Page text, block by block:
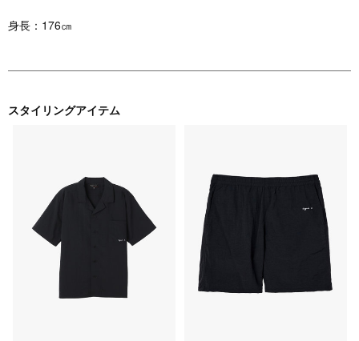
身長：176㎝
スタイリングアイテム